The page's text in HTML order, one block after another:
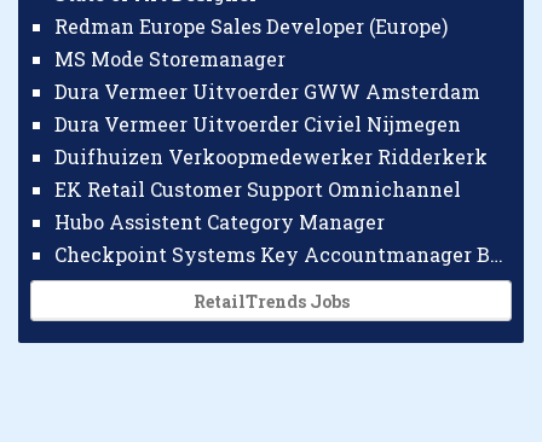
Redman Europe Sales Developer (Europe)
MS Mode Storemanager
Dura Vermeer Uitvoerder GWW Amsterdam
Dura Vermeer Uitvoerder Civiel Nijmegen
Duifhuizen Verkoopmedewerker Ridderkerk
EK Retail Customer Support Omnichannel
Hubo Assistent Category Manager
Checkpoint Systems Key Accountmanager Benelux
RetailTrends Jobs